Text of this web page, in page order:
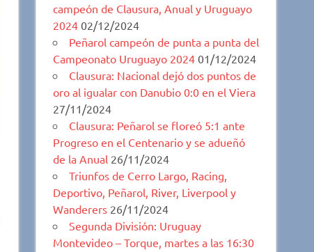
campeón de Clausura, Anual y Uruguayo
2024 02/12/2024
Peñarol campeón de punta a punta del
Campeonato Uruguayo 2024 01/12/2024
Clausura: Nacional dejó dos puntos de
oro al igualar con Danubio 0:0 en el Viera
27/11/2024
Clausura: Peñarol se floreó 5:1 ante
Progreso en el Centenario y se adueñó
de la Anual 26/11/2024
Triunfos de Cerro Largo, Racing,
Deportivo, Peñarol, River, Liverpool y
Wanderers 26/11/2024
Segunda División: Uruguay
Montevideo – Torque, martes a las 16:30